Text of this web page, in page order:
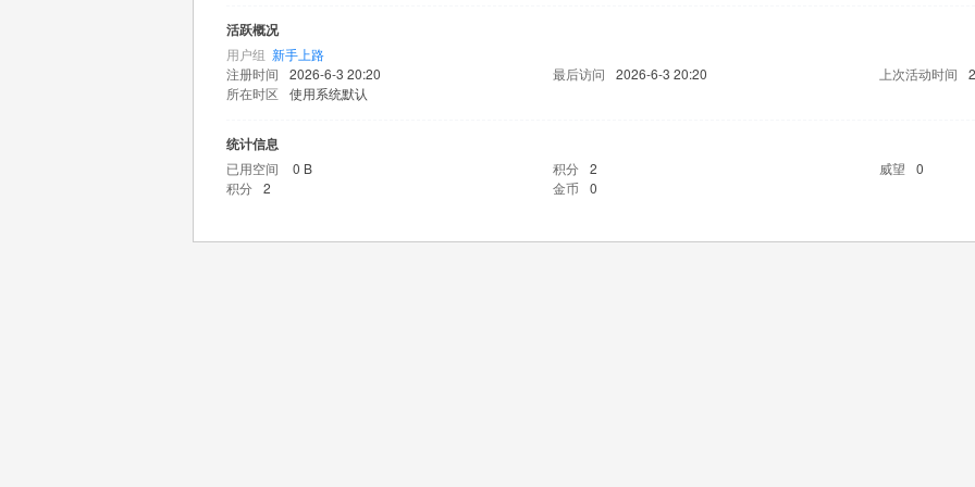
活跃概况
用户组 新手上路
注册时间
2026-6-3 20:20 最后访问 2026-6-3 20:20 上次活动时间
所在时区
使用系统默认
统计信息
已用空间 0 B 积分 2 威望
0
积分 2 金币 0